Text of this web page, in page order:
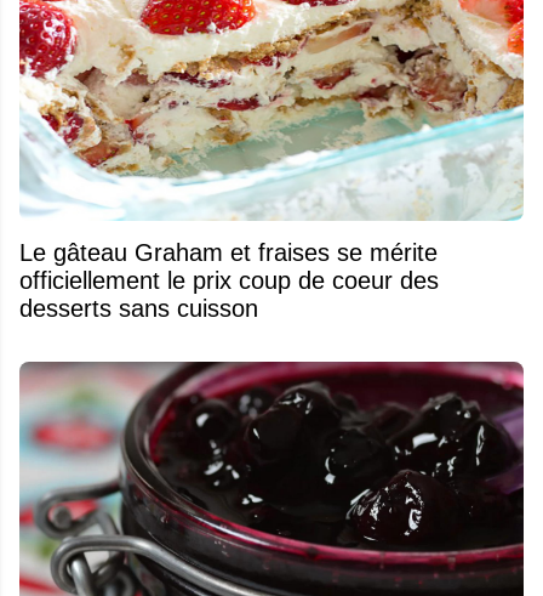
Le gâteau Graham et fraises se mérite
officiellement le prix coup de coeur des
desserts sans cuisson